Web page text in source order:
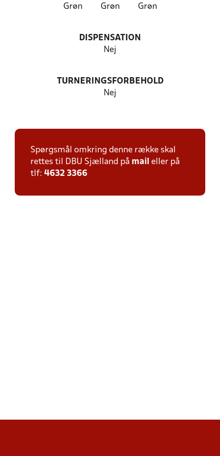
Grøn Grøn Grøn
DISPENSATION
Nej
TURNERINGSFORBEHOLD
Nej
Spørgsmål omkring denne række skal
rettes til DBU Sjælland på mail eller på
tlf: 4632 3366